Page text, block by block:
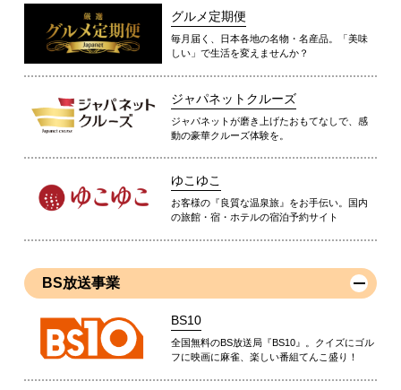
グルメ定期便
毎月届く、日本各地の名物・名産品。「美味
しい」で生活を変えませんか？
ジャパネットクルーズ
ジャパネットが磨き上げたおもてなしで、感
動の豪華クルーズ体験を。
ゆこゆこ
お客様の『良質な温泉旅』をお手伝い。国内
の旅館・宿・ホテルの宿泊予約サイト
BS放送事業
BS10
全国無料のBS放送局『BS10』。クイズにゴル
フに映画に麻雀、楽しい番組てんこ盛り！